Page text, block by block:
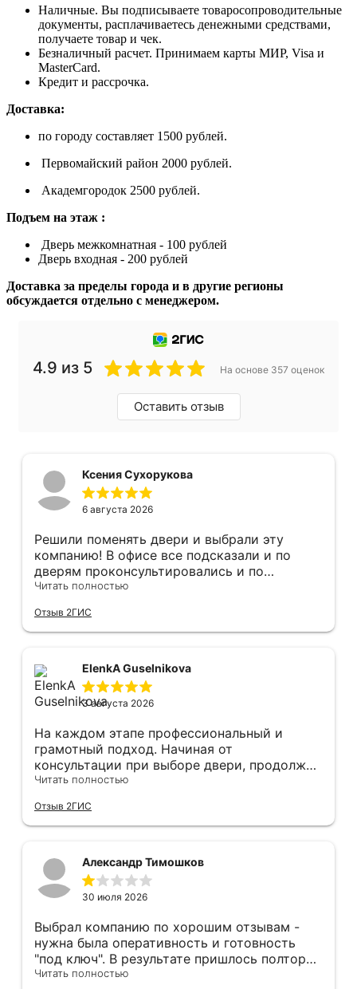
Наличные. Вы подписываете товаросопроводительные
документы, расплачиваетесь денежными средствами,
получаете товар и чек.
Безналичный расчет. Принимаем карты МИР, Visa и
MasterCard.
Кредит и рассрочка.
Доставка:
по городу составляет 1500 рублей.
Первомайский район 2000 рублей.
Академгородок 2500 рублей.
Подъем на этаж :
Дверь межкомнатная - 100 рублей
Дверь входная - 200 рублей
Доставка за пределы города и в другие регионы
обсуждается отдельно с менеджером.
4.9 из 5 На основе 357 оценок
Оставить отзыв
Ксения Сухорукова
6 августа 2026
Решили поменять двери и выбрали эту
компанию! В офисе все подсказали и по
дверям проконсультировались и по
фурнитуре. Анастасия ответила на все
Монтаж быстро, качественно и аккуратно,
Сергея прямо рекомендую! С утра до
мусор убирает после монтажа. Рекомендую!
Читать полностью
Отзыв 2ГИС
ElenkA Guselnikova
3 августа 2026
На каждом этапе профессиональный и
грамотный подход. Начиная от
консультации при выборе двери, продолжая
оперативным замером, завершая быстрой и
оформление двери - отдельное спасибо!
Рекомендуем и планируем в дальнейшем, по
Читать полностью
Отзыв 2ГИС
Александр Тимошков
30 июля 2026
Выбрал компанию по хорошим отзывам -
нужна была оперативность и готовность
"под ключ". В результате пришлось полтора
часа потратить на уборку подъезда, так как
Читать полностью